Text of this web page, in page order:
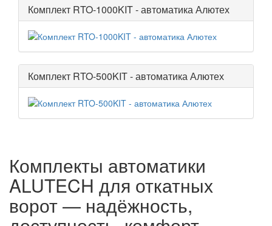
Комплект RTO-1000KIT - автоматика Алютех
Комплект RTO-500KIT - автоматика Алютех
Комплекты автоматики
ALUTECH для откатных
ворот — надёжность,